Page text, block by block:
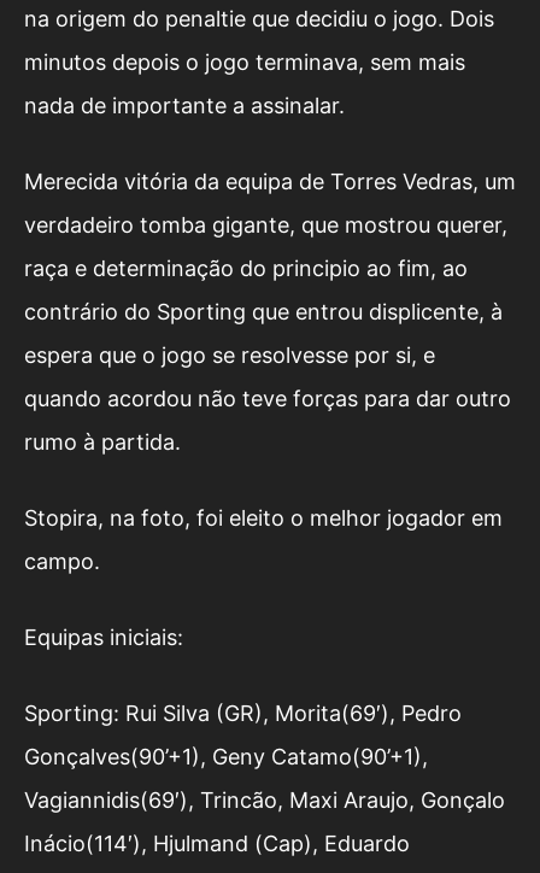
na origem do penaltie que decidiu o jogo. Dois
minutos depois o jogo terminava, sem mais
nada de importante a assinalar.
Merecida vitória da equipa de Torres Vedras, um
verdadeiro tomba gigante, que mostrou querer,
raça e determinação do principio ao fim, ao
contrário do Sporting que entrou displicente, à
espera que o jogo se resolvesse por si, e
quando acordou não teve forças para dar outro
rumo à partida.
Stopira, na foto, foi eleito o melhor jogador em
campo.
Equipas iniciais:
Sporting: Rui Silva (GR), Morita(69′), Pedro
Gonçalves(90’+1), Geny Catamo(90’+1),
Vagiannidis(69′), Trincão, Maxi Araujo, Gonçalo
Inácio(114′), Hjulmand (Cap), Eduardo